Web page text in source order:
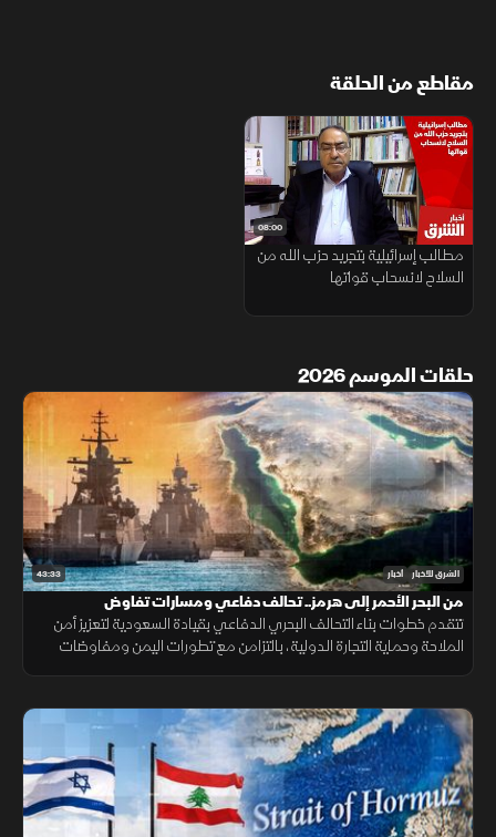
مقاطع من الحلقة
08:00
مطالب إسرائيلية بتجريد حزب الله من
السلاح لانسحاب قواتها
حلقات الموسم 2026
43:33 الشرق للأخبار أخبار
من البحر الأحمر إلى هرمز.. تحالف دفاعي ومسارات تفاوض
تتقدم خطوات بناء التحالف البحري الدفاعي بقيادة السعودية لتعزيز أمن
الملاحة وحماية التجارة الدولية، بالتزامن مع تطورات اليمن ومفاوضات